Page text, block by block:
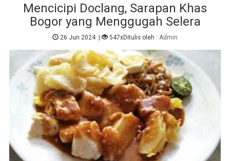
Mencicipi Doclang, Sarapan Khas
Bogor yang Menggugah Selera
26 Jun 2024| 547xDitulis oleh : Admin